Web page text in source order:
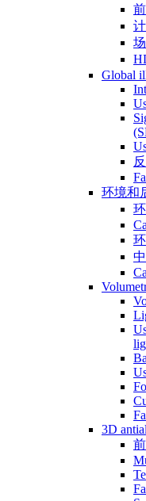
Global
环境和
3D